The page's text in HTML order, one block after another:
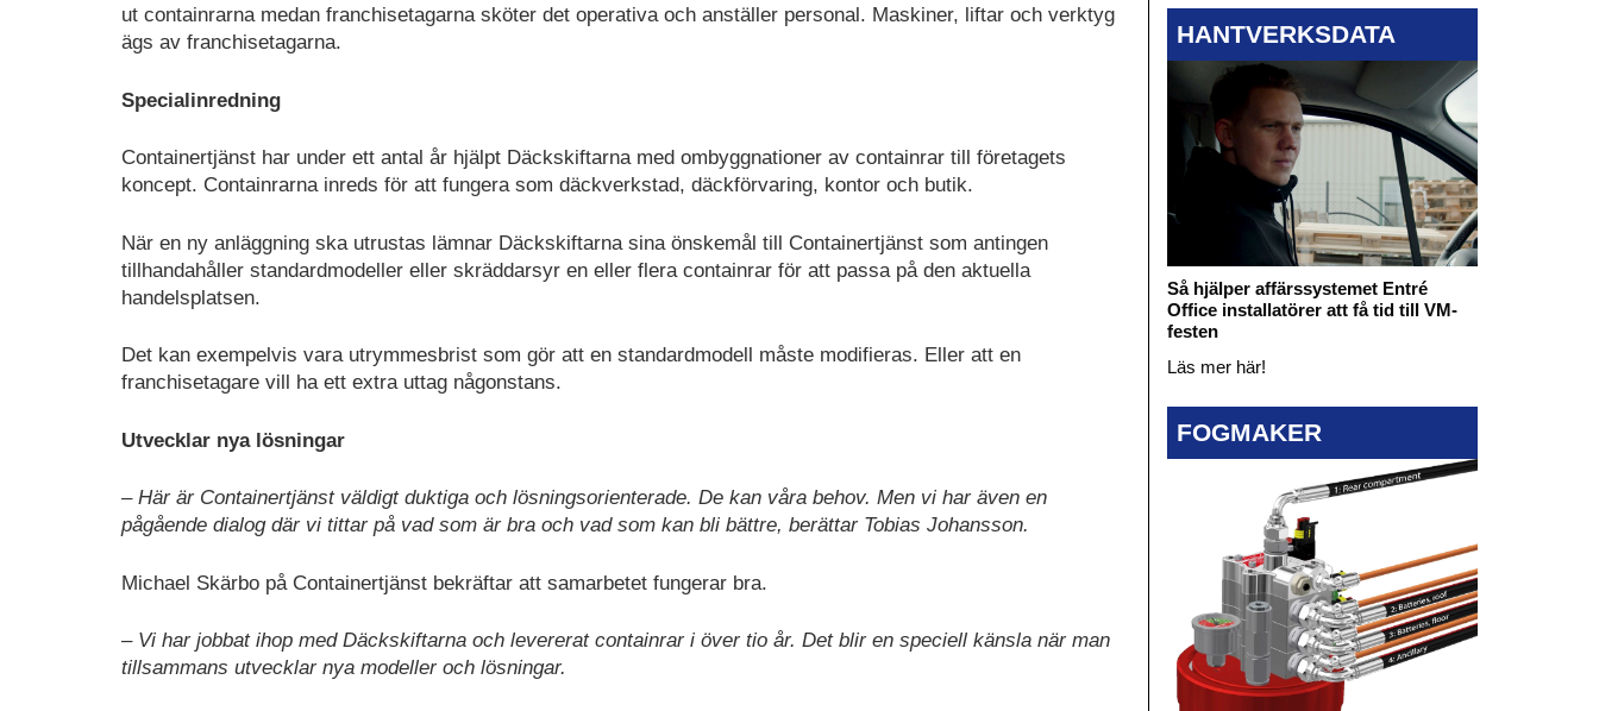
ut containrarna medan franchisetagarna sköter det operativa och anställer personal. Maskiner, liftar och verktyg
ägs av franchisetagarna.
Specialinredning
Containertjänst har under ett antal år hjälpt Däckskiftarna med ombyggnationer av containrar till företagets
koncept. Containrarna inreds för att fungera som däckverkstad, däckförvaring, kontor och butik.
När en ny anläggning ska utrustas lämnar Däckskiftarna sina önskemål till Containertjänst som antingen
tillhandahåller standardmodeller eller skräddarsyr en eller flera containrar för att passa på den aktuella
handelsplatsen.
Det kan exempelvis vara utrymmesbrist som gör att en standardmodell måste modifieras. Eller att en
franchisetagare vill ha ett extra uttag någonstans.
Utvecklar nya lösningar
– Här är Containertjänst väldigt duktiga och lösningsorienterade. De kan våra behov. Men vi har även en
pågående dialog där vi tittar på vad som är bra och vad som kan bli bättre, berättar Tobias Johansson.
Michael Skärbo på Containertjänst bekräftar att samarbetet fungerar bra.
– Vi har jobbat ihop med Däckskiftarna och levererat containrar i över tio år. Det blir en speciell känsla när man
tillsammans utvecklar nya modeller och lösningar.
HANTVERKSDATA
Så hjälper affärssystemet Entré
Office installatörer att få tid till VM-
festen
Läs mer här!
FOGMAKER